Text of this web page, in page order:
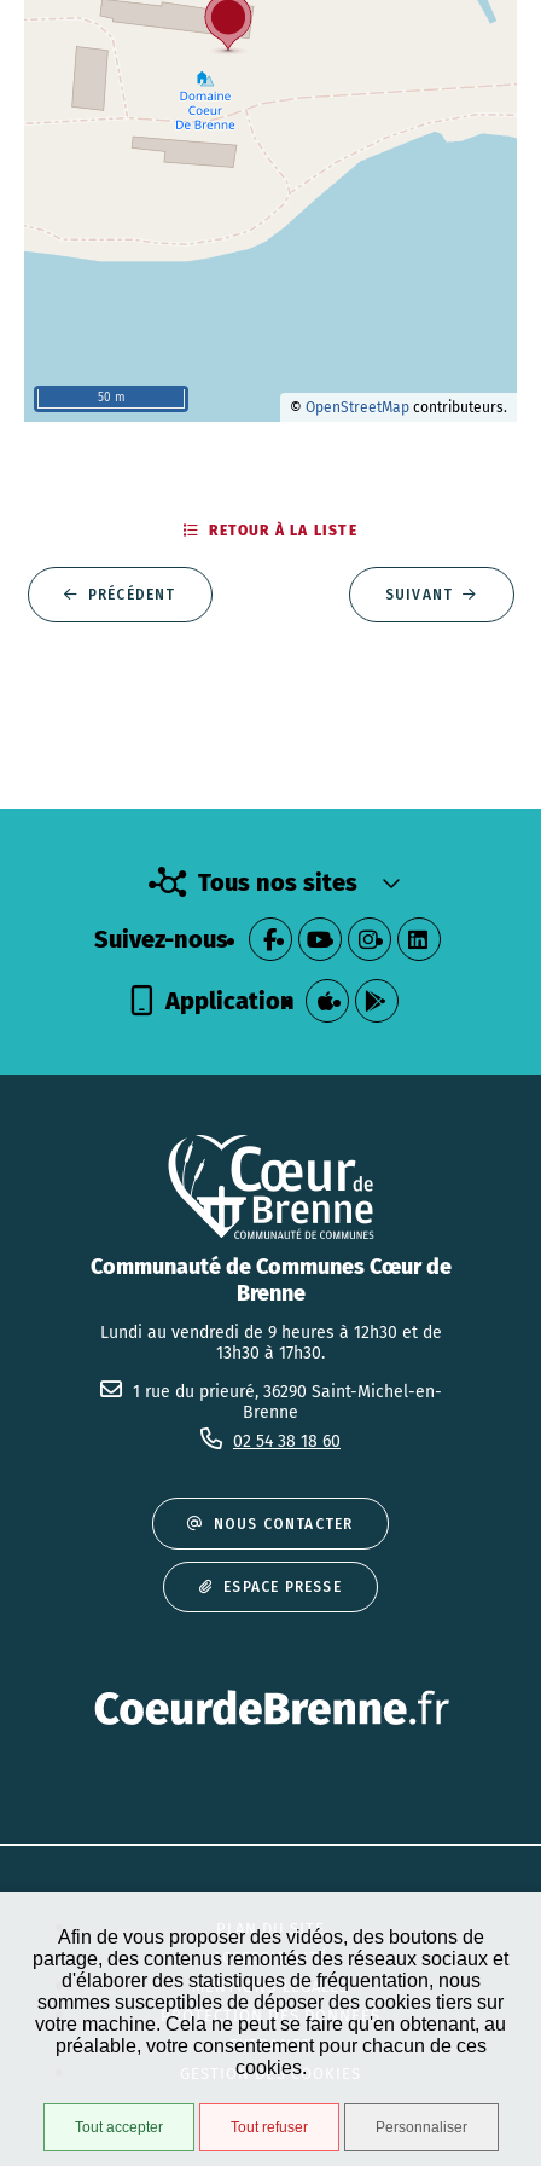
Afin de vous proposer des vidéos, des boutons de
partage, des contenus remontés des réseaux sociaux et
d'élaborer des statistiques de fréquentation, nous
sommes susceptibles de déposer des cookies tiers sur
votre machine. Cela ne peut se faire qu'en obtenant, au
préalable, votre consentement pour chacun de ces
cookies.
Tout accepter Tout refuser Personnaliser
© OpenStreetMap contributeurs.
50 m
PRÉCÉDENT
RETOUR À LA LISTE
SUIVANT
Tous nos sites
Suivez-nous
Application
Communauté de Communes Cœur de
Brenne
Lundi au vendredi de 9 heures à 12h30 et de
13h30 à 17h30.
1 rue du prieuré, 36290 Saint-Michel-en-
Brenne
02 54 38 18 60
NOUS CONTACTER
ESPACE PRESSE
PLAN DU SITE
ACCESSIBILITÉ
MENTIONS LÉGALES
PROTECTION DES DONNÉES
EXTRANET
GESTION DES COOKIES
STRATIS